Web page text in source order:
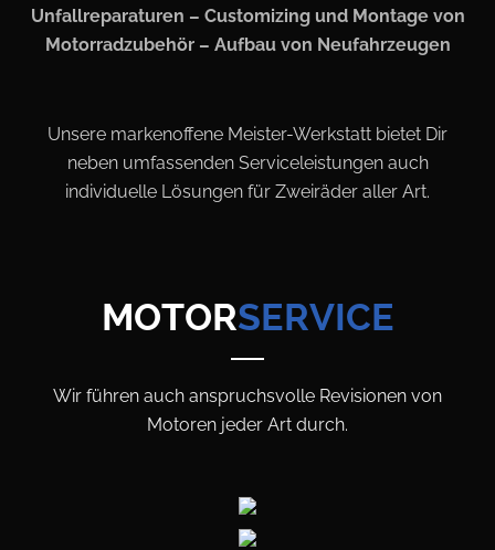
Unfallreparaturen – Customizing und Montage von
Motorradzubehör – Aufbau von Neufahrzeugen
Unsere markenoffene Meister-Werkstatt bietet Dir
neben umfassenden Serviceleistungenauch
individuelle Lösungen für Zweiräder aller Art.
MOTORSERVICE
Wir führen auch anspruchsvolle Revisionen von
Motoren jeder Art durch.